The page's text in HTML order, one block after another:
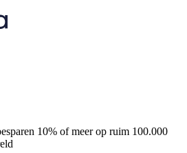
10% of meer op ruim 100.000